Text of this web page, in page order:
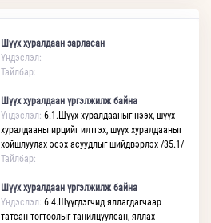
Шүүх хуралдаан зарласан
Үндэслэл:
Тайлбар:
Шүүх хуралдаан үргэлжилж байна
Үндэслэл: 6.1.Шүүх хуралдааныг нээх, шүүх
хуралдааны ирцийг илтгэх, шүүх хуралдааныг
хойшлуулах эсэх асуудлыг шийдвэрлэх /35.1/
Тайлбар:
Шүүх хуралдаан үргэлжилж байна
Үндэслэл: 6.4.Шүүгдэгчид яллагдагчаар
татсан тогтоолыг танилцуулсан, яллах